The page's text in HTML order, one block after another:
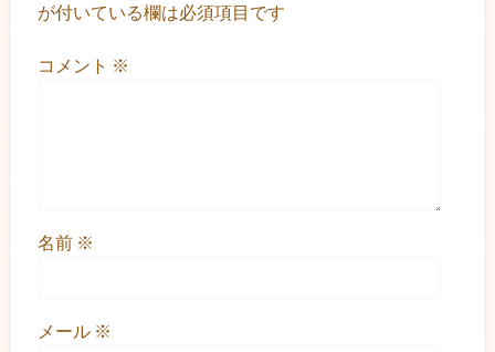
が付いている欄は必須項目です
コメント ※
名前 ※
メール ※